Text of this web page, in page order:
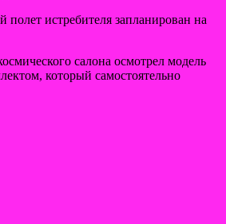
истребителя запланирован на
салона осмотрел модель
который самостоятельно